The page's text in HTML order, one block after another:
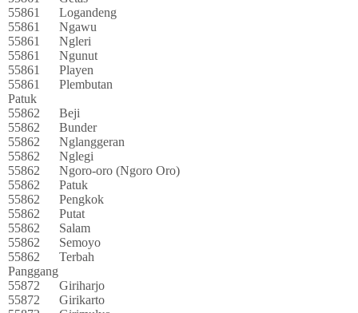
55861
Logandeng
55861
Ngawu
55861
Ngleri
55861
Ngunut
55861
Playen
55861
Plembutan
Patuk
55862
Beji
55862
Bunder
55862
Nglanggeran
55862
Nglegi
55862
Ngoro-oro (Ngoro Oro)
55862
Patuk
55862
Pengkok
55862
Putat
55862
Salam
55862
Semoyo
55862
Terbah
Panggang
55872
Giriharjo
55872
Girikarto